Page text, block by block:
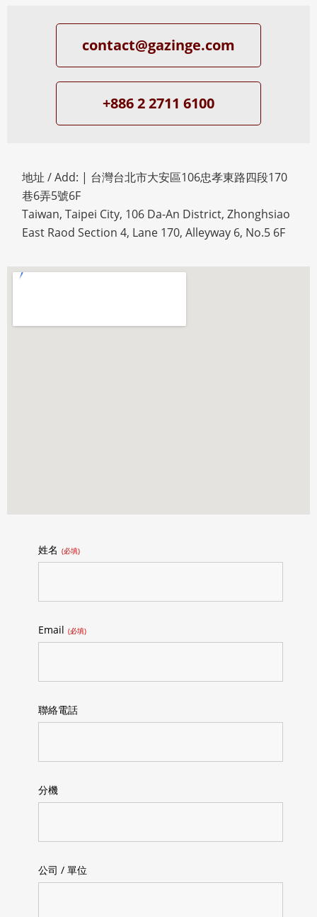
contact@gazinge.com
+886 2 2711 6100
地址 / Add: | 台灣台北市大安區106忠孝東路四段170
巷6弄5號6F
Taiwan, Taipei City, 106 Da-An District, Zhonghsiao
East Raod Section 4, Lane 170, Alleyway 6, No.5 6F
姓名 (必填)
Email (必填)
聯絡電話
分機
公司 / 單位